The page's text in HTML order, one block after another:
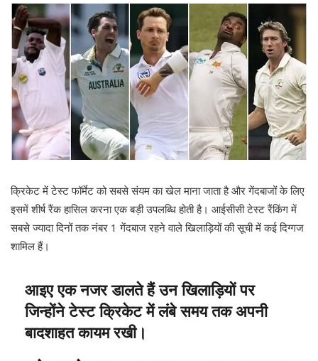
क्रिकेट में टेस्ट फॉर्मेट को सबसे संयम का खेल माना जाता है और गेंदबाजों के लिए
इसमें शीर्ष रैंक हासिल करना एक बड़ी उपलब्धि होती है। आईसीसी टेस्ट रैंकिंग में
सबसे ज्यादा दिनों तक नंबर 1 गेंदबाज रहने वाले खिलाड़ियों की सूची में कई दिग्गज
शामिल हैं।
आइए एक नजर डालते हैं उन खिलाड़ियों पर
जिन्होंने टेस्ट क्रिकेट में लंबे समय तक अपनी
बादशाहत कायम रखी।